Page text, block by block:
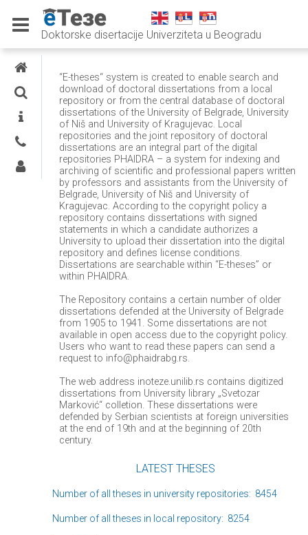
Doktorske disertacije Univerziteta u Beogradu
SEARCH
INFORMATION
CONTACTS
LOG IN
“E-theses“ system is created to enable search and
download of doctoral dissertations from a local
repository or from the central database of doctoral
dissertations of the University of Belgrade, University
of Niš and University of Kragujevac. Local
repositories and the joint repository of doctoral
dissertations are an integral part of the digital
repositories PHAIDRA – a system for indexing and
archiving of scientific and professional papers written
by professors and assistants from the University of
Belgrade, University of Niš and University of
Kragujevac. According to the copyright policy a
repository contains dissertations with signed
statements in which a candidate authorizes a
University to upload their dissertation into the digital
repository and defines license conditions.
Dissertations are searchable within “E-theses” or
within PHAIDRA.
The Repository contains a certain number of older
dissertations defended at the University of Belgrade
from 1905 to 1941. Some dissertations are not
available in open access due to the copyright policy.
Users who want to read these papers can send a
request to info@phaidrabg.rs.
The web address inoteze.unilib.rs contains digitized
dissertations from University library „Svetozar
Marković“ colletion. These dissertations were
defended by Serbian scientists at foreign universities
at the end of 19th and at the beginning of 20th
century.
LATEST THESES
Number of all theses in university repositories: 8454
Number of all theses in local repository: 8254